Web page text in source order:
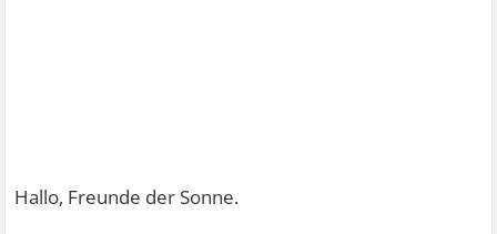
Hallo, Freunde der Sonne.